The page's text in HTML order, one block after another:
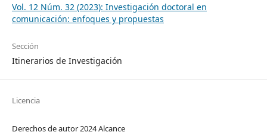
Vol. 12 Núm. 32 (2023): Investigación doctoral en
comunicación: enfoques y propuestas
Sección
Itinerarios de Investigación
Licencia
Derechos de autor 2024 Alcance